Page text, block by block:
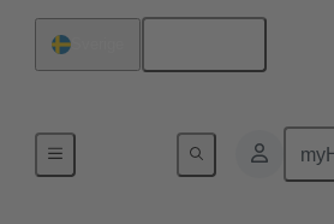
Förbindning moderkort till